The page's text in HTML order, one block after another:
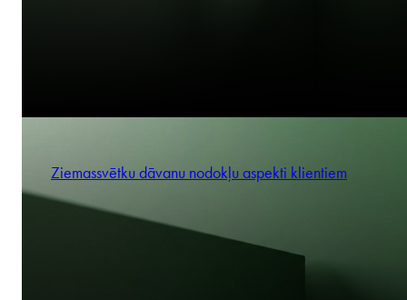
Ziemassvētku dāvanu nodokļu aspekti klientiem